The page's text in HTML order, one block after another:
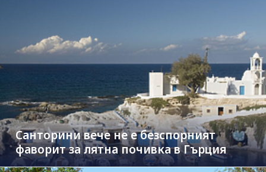
Санторини вече не е безспорният
фаворит за лятна почивка в Гърция